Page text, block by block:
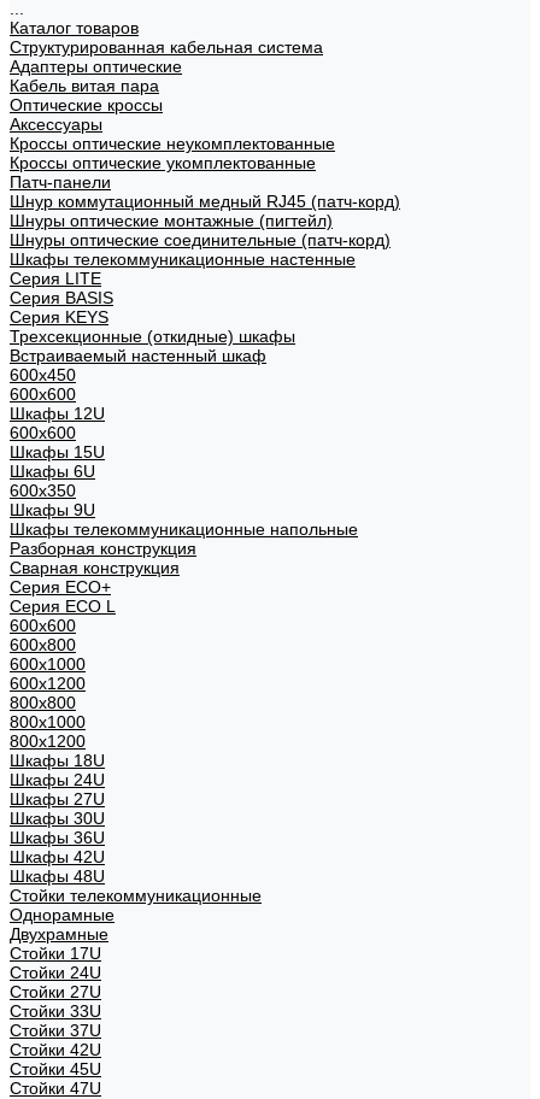
Каталог товаров
Структурированная кабельная система
Адаптеры оптические
Кабель витая пара
Оптические кроссы
Аксессуары
Кроссы оптические неукомплектованные
Кроссы оптические укомплектованные
Патч-панели
Шнур коммутационный медный RJ45 (патч-корд)
Шнуры оптические монтажные (пигтейл)
Шнуры оптические соединительные (патч-корд)
Шкафы телекоммуникационные настенные
Cерия LITE
Cерия BASIS
Cерия KEYS
Трехсекционные (откидные) шкафы
Встраиваемый настенный шкаф
600x450
600x600
Шкафы 12U
600x600
Шкафы 15U
Шкафы 6U
600x350
Шкафы 9U
Шкафы телекоммуникационные напольные
Разборная конструкция
Сварная конструкция
Серия ECO+
Серия ECO L
600x600
600x800
600х1000
600х1200
800x800
800х1000
800х1200
Шкафы 18U
Шкафы 24U
Шкафы 27U
Шкафы 30U
Шкафы 36U
Шкафы 42U
Шкафы 48U
Стойки телекоммуникационные
Однорамные
Двухрамные
Стойки 17U
Стойки 24U
Стойки 27U
Стойки 33U
Стойки 37U
Стойки 42U
Стойки 45U
Стойки 47U